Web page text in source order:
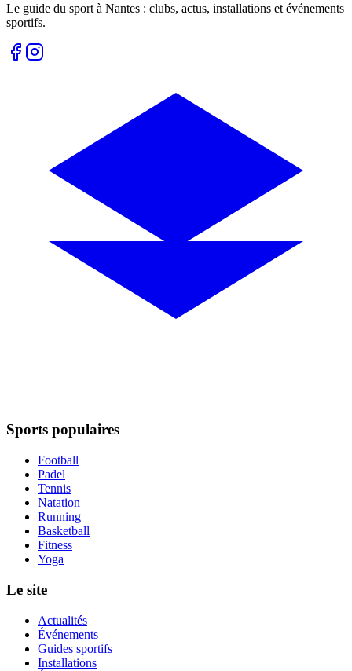
Le guide du sport à Nantes : clubs, actus, installations et événements
sportifs.
Sports populaires
Football
Padel
Tennis
Natation
Running
Basketball
Fitness
Yoga
Le site
Actualités
Événements
Guides sportifs
Installations